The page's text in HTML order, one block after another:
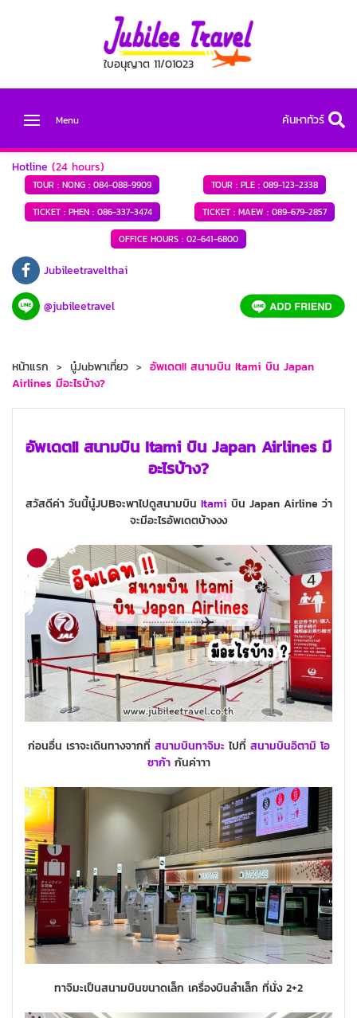
ใบอนุญาต 11/01023
Menu ค้นหาทัวร์
Hotline (24 hours)
TOUR : NONG : 084-088-9909 TOUR : PLE : 089-123-2338
TICKET : PHEN :086-337-3474 TICKET : MAEW : 089-679-2857
OFFICE HOURS : 02-641-6800
Jubileetravelthai
@jubileetravel
หน้าแรก นู๋Jubพาเที่ยว
อัพเดต!! สนามบิน Itami บิน Japan
Airlines มีอะไรบ้าง?
อัพเดต!! สนามบิน Itami บิน Japan Airlines มี
อะไรบ้าง?
สวัสดีค่า วันนี้นู๋JUBจะพาไปดูสนามบิน Itami บิน Japan Airline ว่า
จะมีอะไรอัพเดตบ้างงง
ก่อนอื่น เราจะเดินทางจากที่ สนามบินทาจิมะ ไปที่ สนามบินอิตามิ โอ
ซาก้ากันค่าาา
ทาจิมะเป็นสนามบินขนาดเล็ก เครื่องบินลำเล็ก ที่นั่ง 2+2